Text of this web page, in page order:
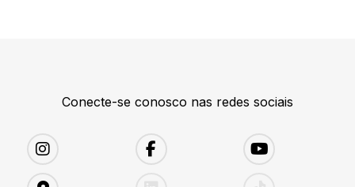
Conecte-se conosco nas redes sociais